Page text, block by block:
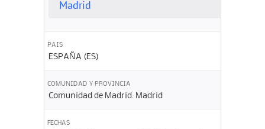
Madrid
PAIS
ESPAÑA (ES)
COMUNIDAD Y PROVINCIA
Comunidad de Madrid. Madrid
FECHAS